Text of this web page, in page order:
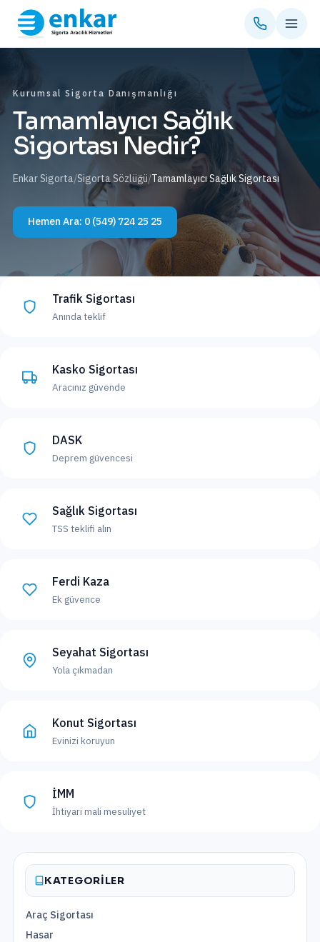
Kurumsal Sigorta Danışmanlığı
Tamamlayıcı Sağlık
Sigortası Nedir?
Enkar Sigorta/Sigorta Sözlüğü/Tamamlayıcı Sağlık Sigortası
Hemen Ara: 0 (549) 724 25 25
Trafik Sigortası
Anında teklif
Kasko Sigortası
Aracınız güvende
DASK
Deprem güvencesi
Sağlık Sigortası
TSS teklifi alın
Ferdi Kaza
Ek güvence
Seyahat Sigortası
Yola çıkmadan
Konut Sigortası
Evinizi koruyun
İMM
İhtiyari mali mesuliyet
KATEGORILER
Araç Sigortası
Hasar